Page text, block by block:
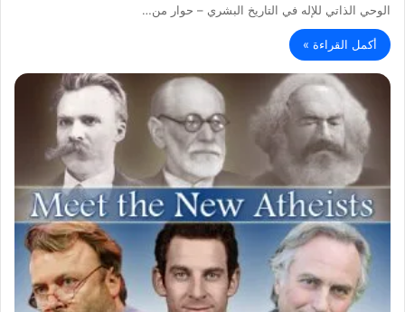
الوحي الذاتي للإله في التاريخ البشري – حوار من…
أكمل القراءة »